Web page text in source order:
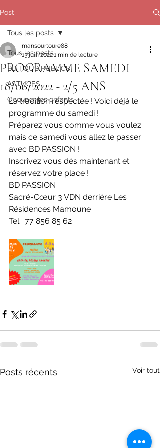
Post
Tous les posts
BD TOUS PUBLICS
ASTUCES
Occuper les enfants
Tous les posts
PROGRAMME SAMEDI
18/06/2022 - 2/5 ANS
mansourtoure88
13 juin 20221 min de lecture
La tradition respectée ! Voici déjà le
programme du samedi !
Préparez vous comme vous voulez
mais ce samedi vous allez le passer
avec BD PASSION !
Inscrivez vous dès maintenant et
réservez votre place !
BD PASSION
Sacré-Cœur 3 VDN derrière Les
Résidences Mamoune
Tel : 77 856 85 62
Posts récents Voir tout